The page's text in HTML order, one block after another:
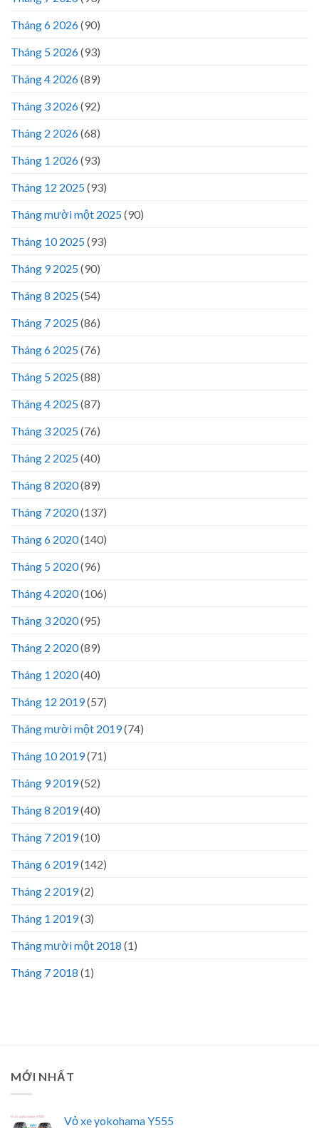
Tháng 6 2026(90)
Tháng 5 2026(93)
Tháng 4 2026(89)
Tháng 3 2026(92)
Tháng 2 2026(68)
Tháng 1 2026(93)
Tháng 12 2025(93)
Tháng mười một 2025(90)
Tháng 10 2025(93)
Tháng 9 2025(90)
Tháng 8 2025(54)
Tháng 7 2025(86)
Tháng 6 2025(76)
Tháng 5 2025(88)
Tháng 4 2025(87)
Tháng 3 2025(76)
Tháng 2 2025(40)
Tháng 8 2020(89)
Tháng 7 2020(137)
Tháng 6 2020(140)
Tháng 5 2020(96)
Tháng 4 2020(106)
Tháng 3 2020(95)
Tháng 2 2020(89)
Tháng 1 2020(40)
Tháng 12 2019(57)
Tháng mười một 2019(74)
Tháng 10 2019(71)
Tháng 9 2019(52)
Tháng 8 2019(40)
Tháng 7 2019(10)
Tháng 6 2019(142)
Tháng 2 2019(2)
Tháng 1 2019(3)
Tháng mười một 2018 (1)
Tháng 7 2018 (1)
MỚI NHẤT
Vỏ xe yokohama Y555